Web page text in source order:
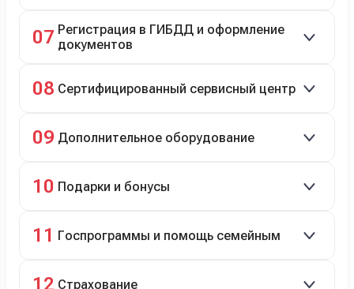
07 Регистрация в ГИБДД и оформление
документов
08 Сертифицированный сервисный центр
технический ремонт.
09 Дополнительное оборудование
10 Подарки и бонусы
программе лояльности.
11 Госпрограммы и помощь семейным
12 Страхование